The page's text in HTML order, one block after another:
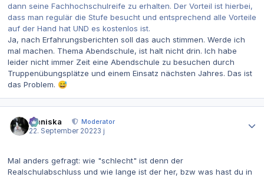
dann seine Fachhochschulreife zu erhalten. Der Vorteil ist hierbei,
dass man regulär die Stufe besucht und entsprechend alle Vorteile
auf der Hand hat UND es kostenlos ist.
Ja, nach Erfahrungsberichten soll das auch stimmen. Werde ich
mal machen. Thema Abendschule, ist halt nicht drin. Ich habe
leider nicht immer Zeit eine Abendschule zu besuchen durch
Truppenübungsplätze und einem Einsatz nächsten Jahres. Das ist
das Problem. 😅
Maniska
Moderator
22. September 20223 j
Mal anders gefragt: wie "schlecht" ist denn der
Realschulabschluss und wie lange ist der her, bzw was hast du in